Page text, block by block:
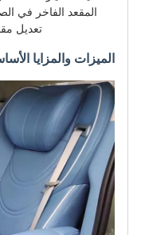
المقعد الفاخر في
تعديل
الميزات والمزايا